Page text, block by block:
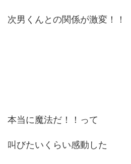
次男くんとの関係が激変！！
本当に魔法だ！！って
叫びたいくらい感動した